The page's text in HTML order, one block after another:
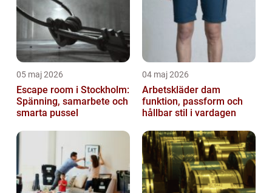
05 maj 2026
Escape room i Stockholm:
Spänning, samarbete och
smarta pussel
04 maj 2026
Arbetskläder dam
funktion, passform och
hållbar stil i vardagen